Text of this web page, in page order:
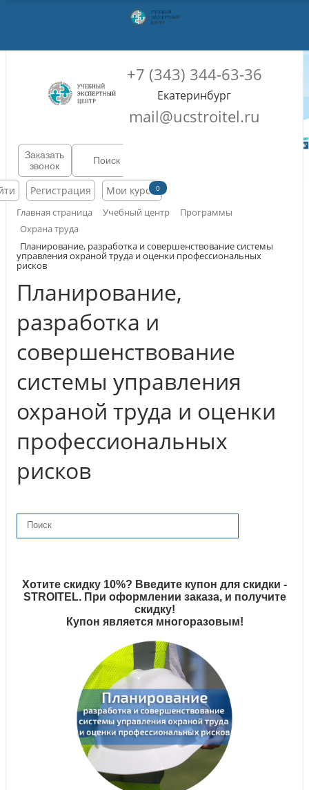
+7 (343) 344-63-36
Екатеринбург
mail@ucstroitel.ru
Заказать
звонок
Регистрация Мои курсы0
Главная страница Учебный центр
Программы
Охрана труда
Планирование, разработка и совершенствование системы
управления охраной труда и оценки профессиональных
рисков
Планирование,
разработка и
совершенствование
системы управления
охраной труда и оценки
профессиональных
рисков
Хотите скидку 10%? Введите купон для скидки -
STROITEL. При оформлении заказа, и получите
скидку!
Купон является многоразовым!